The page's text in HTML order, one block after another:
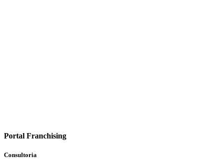
Portal Franchising
Consultoria